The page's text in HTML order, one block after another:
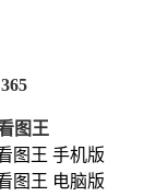
图王
图王 手机版
图王 电脑版